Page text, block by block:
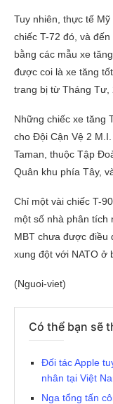
Tuy nhiên, thực tế
chiếc T-72 đó, và
bằng các mẫu xe
được coi là xe tăng
trang bị từ Tháng Tư,
Những chiếc xe tăng
cho Đội Cận Vệ 2
Taman, thuộc Tập
Quân khu phía Tây,
Chỉ một vài chiếc T-
một số nhà phân tích
MBT chưa được điều
xung đột với NATO ở
(Nguoi-viet)
Có thể bạn sẽ
Đối tác Apple
nhân tại Việt
Nga tổng tấn